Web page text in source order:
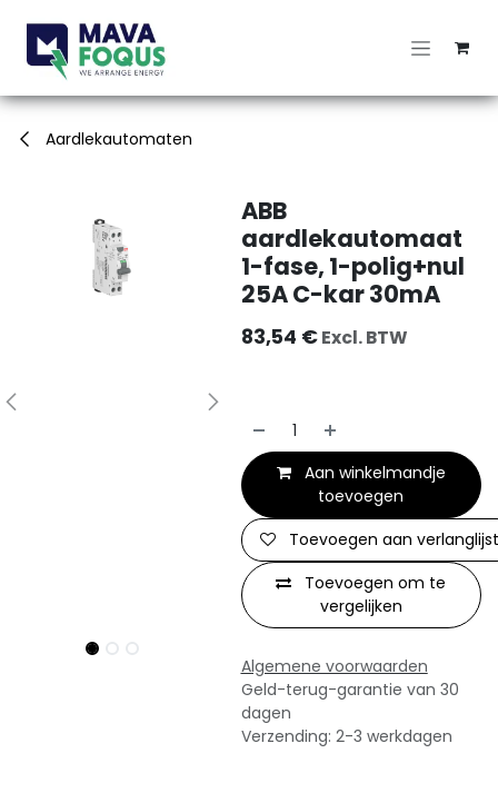
Aardlekautomaten
ABB
aardlekautomaat
1-fase, 1-polig+nul
25A C-kar 30mA
83,54 €Excl. BTW
Aan winkelmandje
toevoegen
Toevoegen om te
vergelijken
Toevoegen aan verlanglijst
Algemene voorwaarden
Geld-terug-garantie van 30
dagen
Verzending: 2-3 werkdagen